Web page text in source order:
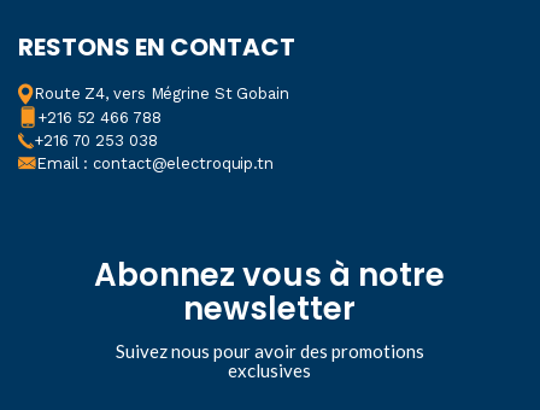
RESTONS EN CONTACT
Route Z4, vers Mégrine St Gobain
+216 52 466 788
+216 70 253 038
Email : contact@electroquip.tn
Abonnez vous à notre
newsletter
Suivez nous pour avoir des promotions
exclusives